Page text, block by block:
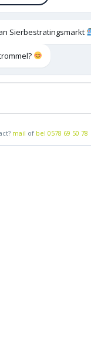
Sierbestratingsmarkt
mail of bel 0578 69 50 78